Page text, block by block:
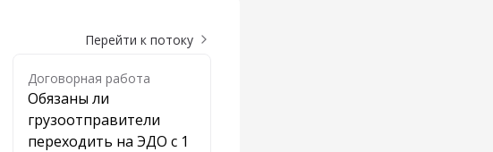
Перейти к потоку
Договорная работа
Обязаны ли
грузоотправители
переходить на ЭДО с 1